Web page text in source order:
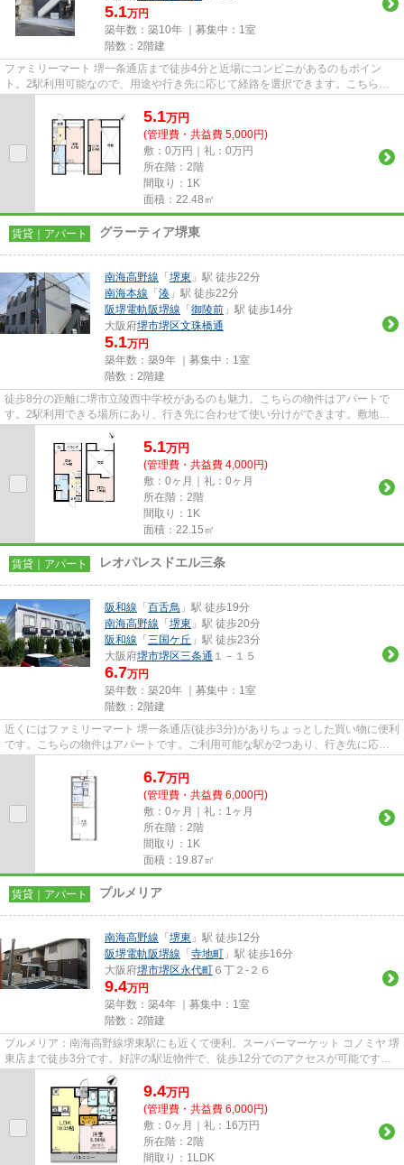
5.1万円
築年数：築10年 ｜募集中： 1室
階数：2階建
ファミリーマート 堺一条通店まで徒歩4分と近場にコンビニがあるのもポイン
ト。2駅利用可能なので、用途や行き先に応じて経路を選択できます。こちらの
5.1万円
(管理費・共益費 5,000円)
敷：0万円｜礼：0万円
所在階：2階
間取り：1K
面積：22.48㎡
賃貸｜アパート グラーティア堺東
南海高野線 「 堺東 」駅 徒歩22分
南海本線 「 湊 」駅 徒歩22分
阪堺電軌阪堺線 「 御陵前 」駅 徒歩14分
大阪府堺市堺区文珠橋通
5.1万円
築年数：築9年 ｜募集中： 1室
階数：2階建
徒歩8分の距離に堺市立陵西中学校があるのも魅力。こちらの物件はアパートで
す。2駅利用できる場所にあり、行き先に合わせて使い分けができます。敷地内
5.1万円
(管理費・共益費 4,000円)
敷：0ヶ月｜礼：0ヶ月
所在階：2階
間取り：1K
面積：22.15㎡
賃貸｜アパート レオパレスドエル三条
阪和線 「 百舌鳥 」駅 徒歩19分
南海高野線 「 堺東 」駅 徒歩20分
阪和線 「 三国ケ丘 」駅 徒歩23分
大阪府堺市堺区三条通 １－１５
6.7万円
築年数：築20年 ｜募集中： 1室
階数：2階建
近くにはファミリーマート 堺一条通店(徒歩3分)がありちょっとした買い物に便利
です。こちらの物件はアパートです。ご利用可能な駅が2つあり、行き先に応じ
6.7万円
(管理費・共益費 6,000円)
敷：0ヶ月｜礼：1ヶ月
所在階：2階
間取り：1K
面積：19.87㎡
賃貸｜アパート プルメリア
南海高野線 「 堺東 」駅 徒歩12分
阪堺電軌阪堺線 「 寺地町 」駅 徒歩16分
大阪府堺市堺区永代町 ６丁２-２６
9.4万円
築年数：築4年 ｜募集中： 1室
階数：2階建
プルメリア：南海高野線堺東駅にも近くて便利。スーパーマーケット コノミヤ 堺
東店まで徒歩3分です。好評の駅近物件で、徒歩12分でのアクセスが可能です。
こちらの物件はアパートです...
9.4万円
(管理費・共益費 6,000円)
敷：0ヶ月｜礼：16万円
所在階：2階
間取り：1LDK